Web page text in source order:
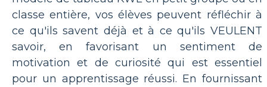
classe entière, vos élèves peuvent réfléchir à
ce qu'ils savent déjà et à ce qu'ils VEULENT
savoir, en favorisant un sentiment de
motivation et de curiosité qui est essentiel
pour un apprentissage réussi. En fournissant